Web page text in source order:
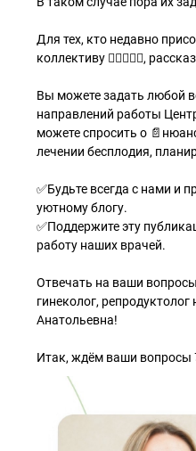
Для тех, кто недавно
коллективу 👩🏻‍⚕️🧑‍⚕️,
Вы можете задать любой
направлений работы
можете спросить о
лечении бесплодия,
✅Будьте всегда с нами и
уютному блогу.
✅Поддержите эту
работу наших врачей.
Отвечать на ваши
гинеколог,
Анатольевна!
Итак, ждём ваши вопросы